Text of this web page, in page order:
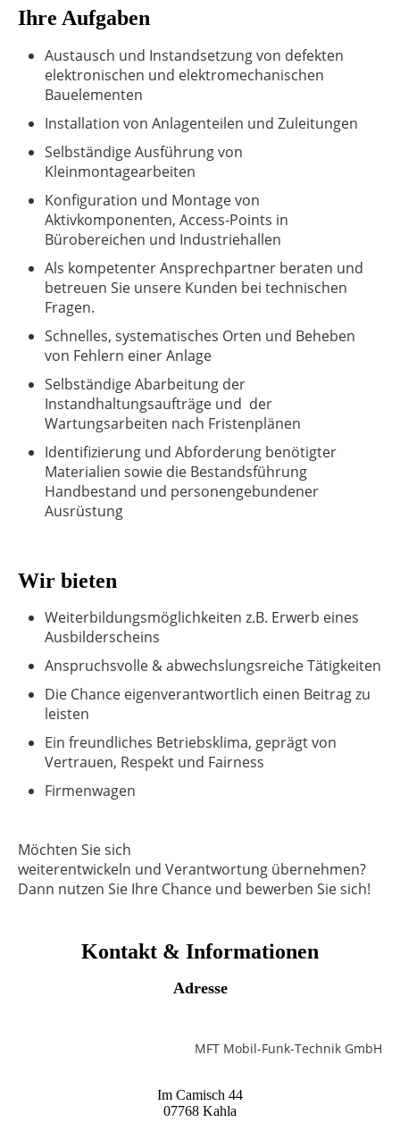
Ihre Aufgaben
Austausch und Instandsetzung von defekten
elektronischen und elektromechanischen
Bauelementen
Installation von Anlagenteilen und Zuleitungen
Selbständige Ausführung von
Kleinmontagearbeiten
Konfiguration und Montage von
Aktivkomponenten, Access-Points in
Bürobereichen und Industriehallen
Als kompetenter Ansprechpartner beraten und
betreuen Sie unsere Kunden bei technischen
Fragen.
Schnelles, systematisches Orten und Beheben
von Fehlern einer Anlage
Selbständige Abarbeitung der
Instandhaltungsaufträge und der
Wartungsarbeiten nach Fristenplänen
Identifizierung und Abforderung benötigter
Materialien sowie die Bestandsführung
Handbestand und personengebundener
Ausrüstung
Wir bieten
Weiterbildungsmöglichkeiten z.B. Erwerb eines
Ausbilderscheins
Anspruchsvolle & abwechslungsreiche Tätigkeiten
Die Chance eigenverantwortlich einen Beitrag zu
leisten
Ein freundliches Betriebsklima, geprägt von
Vertrauen, Respekt und Fairness
Firmenwagen
Möchten Sie sich
weiterentwickeln und Verantwortung übernehmen?
Dann nutzen Sie Ihre Chance und bewerben Sie sich!
Kontakt & Informationen
Adresse
MFT Mobil-Funk-Technik GmbH
Im Camisch 44
07768 Kahla